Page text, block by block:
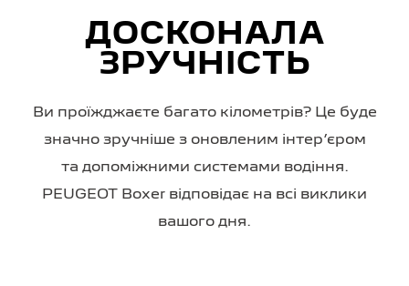
ДОСКОНАЛА
ЗРУЧНІСТЬ
Ви проїжджаєте багато кілометрів? Це буде
значно зручніше з оновленим інтер’єром
та допоміжними системами водіння.
PEUGEOT Boxer відповідає на всі виклики
вашого дня.